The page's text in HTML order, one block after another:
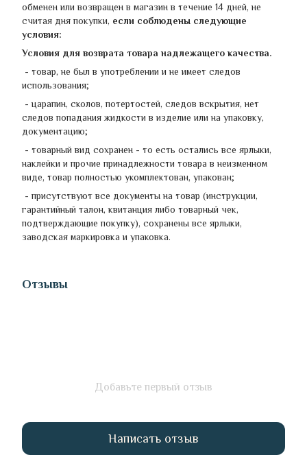
обменен или возвращен в магазин в течение 14 дней, не
считая дня покупки, если соблюдены следующие
условия:
Условия для возврата товара надлежащего качества.
- товар, не был в употреблении и не имеет следов
использования;
- царапин, сколов, потертостей, следов вскрытия, нет
следов попадания жидкости в изделие или на упаковку,
документацию;
- товарный вид сохранен - ​​то есть остались все ярлыки,
наклейки и прочие принадлежности товара в неизменном
виде, товар полностью укомплектован, упакован;
- присутствуют все документы на товар (инструкции,
гарантийный талон, квитанция либо товарный чек,
подтверждающие покупку), сохранены все ярлыки,
заводская маркировка и упаковка.
Отзывы
Добавьте первый отзыв
Написать отзыв